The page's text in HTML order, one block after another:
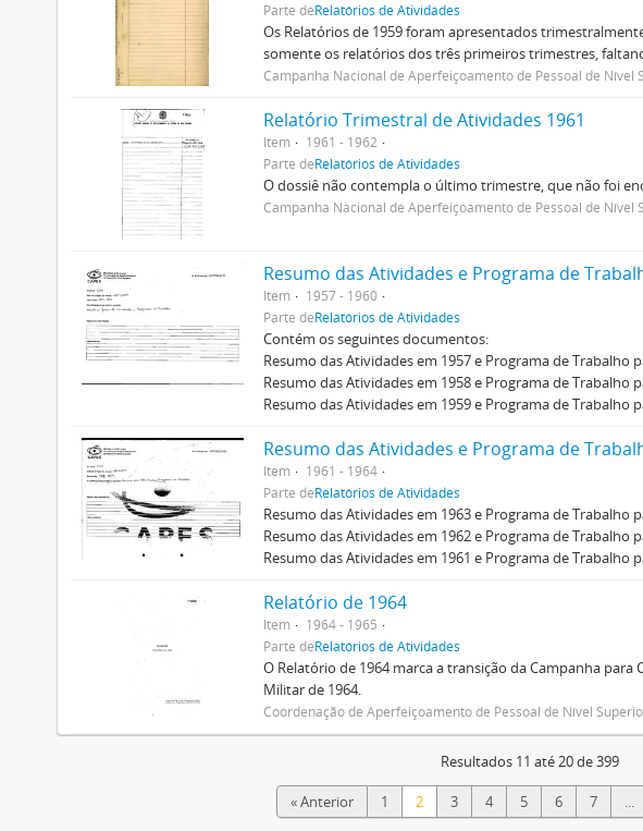
Parte deRelatórios de Atividades
Os Relatórios de 1959 foram apresentados
somente os relatórios dos três primeiros trimestres,
Campanha Nacional de Aperfeiçoamento de Pessoal de Nível
Relatório Trimestral de Atividades 1961
Item
1961 - 1962
Parte deRelatórios de Atividades
O dossiê não contempla o último trimestre, que não foi
Campanha Nacional de Aperfeiçoamento de Pessoal de Nível
Resumo das Atividades e Programa de
Item
1957 - 1960
Parte deRelatórios de Atividades
Contém os seguintes documentos:
Resumo das Atividades em 1957 e Programa de Trabalho
Resumo das Atividades em 1958 e Programa de Trabalho
Resumo das Atividades em 1959 e Programa de Trabalho
Resumo das Atividades e Programa de
Item
1961 - 1964
Parte deRelatórios de Atividades
Resumo das Atividades em 1963 e Programa de Trabalho
Resumo das Atividades em 1962 e Programa de Trabalho
Resumo das Atividades em 1961 e Programa de Trabalho
Relatório de 1964
Item
1964 - 1965
Parte deRelatórios de Atividades
O Relatório de 1964 marca a transição da Campanha
Militar de 1964.
Coordenação de Aperfeiçoamento de Pessoal de Nível
Resultados 11 até 20 de 399
« Anterior 1 2 3 4 5 6 7 ...